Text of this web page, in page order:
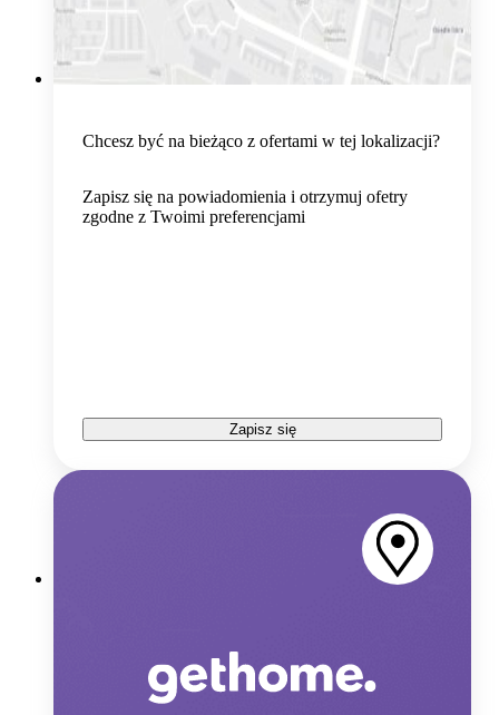
Chcesz być na bieżąco z ofertami w tej lokalizacji?
Zapisz się na powiadomienia i otrzymuj ofetry
zgodne z Twoimi preferencjami
Zapisz się